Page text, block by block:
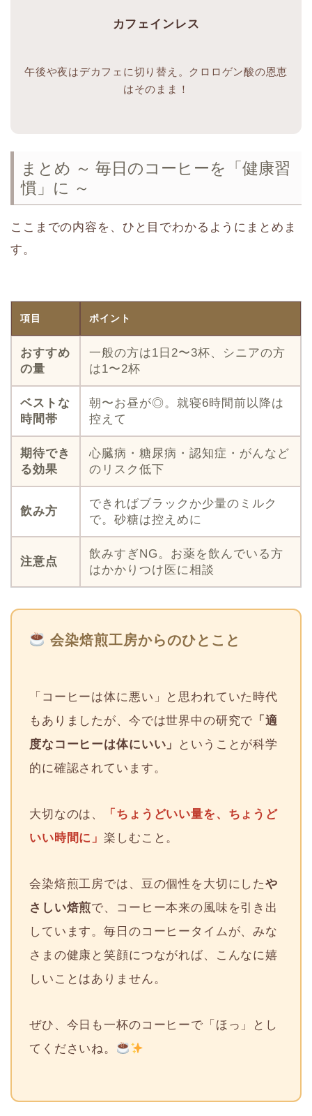
カフェインレス
午後や夜はデカフェに切り替え。クロロゲン酸の恩恵
はそのまま！
まとめ ～ 毎日のコーヒーを「健康習
慣」に ～
ここまでの内容を、ひと目でわかるようにまとめま
す。
項目 ポイント
おすすめ
の量
一般の方は1日2〜3杯、シニアの方
は1〜2杯
ベストな
時間帯
朝〜お昼が◎。就寝6時間前以降は
控えて
期待でき
る効果
心臓病・糖尿病・認知症・がんなど
のリスク低下
飲み方
できればブラックか少量のミルク
で。砂糖は控えめに
注意点
飲みすぎNG。お薬を飲んでいる方
はかかりつけ医に相談
会染焙煎工房からのひとこと
「コーヒーは体に悪い」と思われていた時代
もありましたが、今では世界中の研究で 「適
度なコーヒーは体にいい」
ということが科学
的に確認されています。
大切なのは、
「ちょうどいい量を、ちょうど
いい時間に」 楽しむこと。
会染焙煎工房では、豆の個性を大切にしたや
さしい焙煎で、コーヒー本来の風味を引き出
しています。毎日のコーヒータイムが、みな
さまの健康と笑顔につながれば、こんなに嬉
しいことはありません。
ぜひ、今日も一杯のコーヒーで「ほっ」とし
てくださいね。